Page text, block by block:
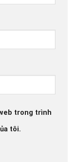
trong trình
tôi.